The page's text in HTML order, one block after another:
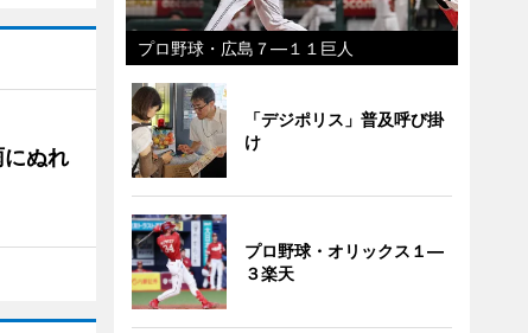
ぬれ
プロ野球・広島７―１１巨人
「デジポリス」普及呼び掛
け
プロ野球・オリックス１―
３楽天